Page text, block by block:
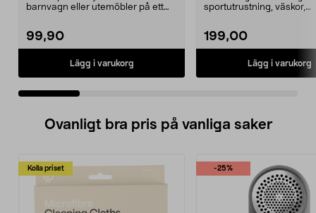
barnvagn eller utemöbler på ett
99,90
Lägg i varukorg
sportutrustning, väskor,
199,00
Lägg i varukorg
Ovanligt bra pris på vanliga saker
Kolla priset -25%